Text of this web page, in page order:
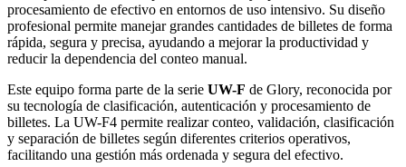
procesamiento de efectivo en entornos de uso intensivo. Su diseño
profesional permite manejar grandes cantidades de billetes de forma
rápida, segura y precisa, ayudando a mejorar la productividad y
reducir la dependencia del conteo manual.
Este equipo forma parte de la serie UW-F de Glory, reconocida por
su tecnología de clasificación, autenticación y procesamiento de
billetes. La UW-F4 permite realizar conteo, validación, clasificación
y separación de billetes según diferentes criterios operativos,
facilitando una gestión más ordenada y segura del efectivo.